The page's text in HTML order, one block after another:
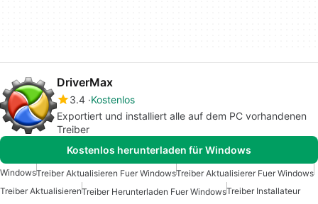
DriverMax
3.4 Kostenlos
Exportiert und installiert alle auf dem PC vorhandenen
Treiber
Kostenlos herunterladen für Windows
WindowsTreiber Aktualisieren Fuer WindowsTreiber Aktualisierer Fuer Windows
Treiber AktualisierenTreiber Herunterladen Fuer WindowsTreiber Installateur